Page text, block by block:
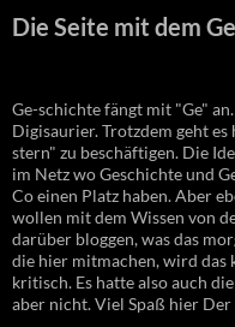
Die Seite mit dem
Ge-schichte fängt mit "Ge"
Digisaurier. Trotzdem geht
stern" zu beschäftigen. Die
im Netz wo Geschichte und
Co einen Platz haben. Aber
wollen mit dem Wissen von
darüber bloggen, was das
die hier mitmachen, wird das
kritisch. Es hatte also auch
aber nicht. Viel Spaß hier